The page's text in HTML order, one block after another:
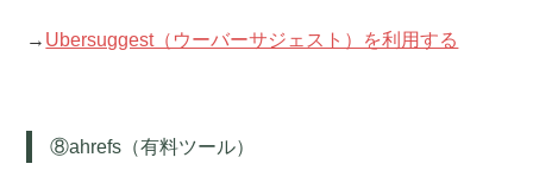
→ Ubersuggest（ウーバーサジェスト）を利用する
⑧ahrefs（有料ツール）